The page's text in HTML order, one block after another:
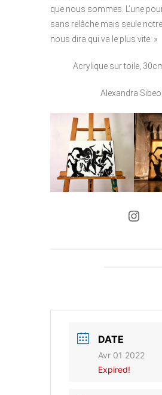
que nous sommes. L’une
sans relâche mais seule
nous dira qui va le plus vite. »
Acrylique sur toile,
Alexandra
DATE
Avr 01 2022
Expired!